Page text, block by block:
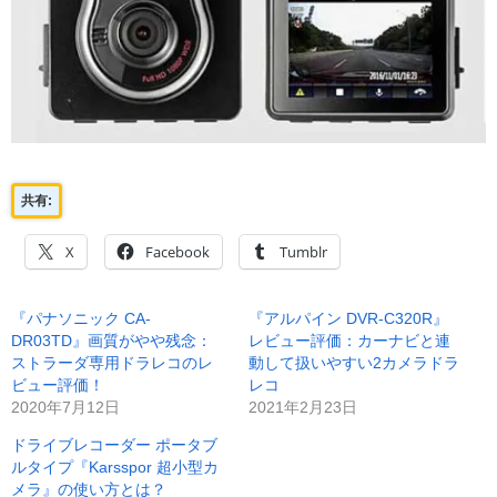
共有:
X Facebook Tumblr
『パナソニック CA-
DR03TD』画質がやや残念：
ストラーダ専用ドラレコのレ
ビュー評価！
2020年7月12日
『アルパイン DVR-C320R』
レビュー評価：カーナビと連
動して扱いやすい2カメラドラ
レコ
2021年2月23日
ドライブレコーダー ポータブ
ルタイプ『Karsspor 超小型カ
メラ』の使い方とは？